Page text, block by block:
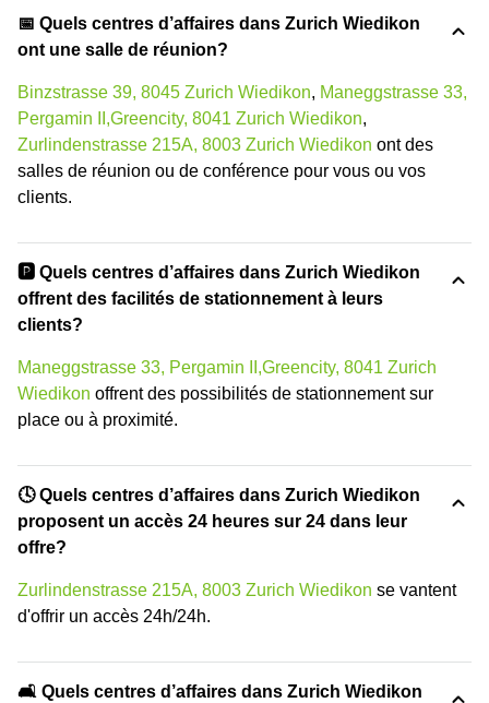
📅 Quels centres d’affaires dans Zurich Wiedikon
ont une salle de réunion?
Binzstrasse 39, 8045 Zurich Wiedikon, Maneggstrasse 33,
Pergamin II,Greencity, 8041 Zurich Wiedikon,
Zurlindenstrasse 215A, 8003 Zurich Wiedikon ont des
salles de réunion ou de conférence pour vous ou vos
clients.
🅿️ Quels centres d’affaires dans Zurich Wiedikon
offrent des facilités de stationnement à leurs
clients?
Maneggstrasse 33, Pergamin II,Greencity, 8041 Zurich
Wiedikon offrent des possibilités de stationnement sur
place ou à proximité.
🕓 Quels centres d’affaires dans Zurich Wiedikon
proposent un accès 24 heures sur 24 dans leur
offre?
Zurlindenstrasse 215A, 8003 Zurich Wiedikon se vantent
d'offrir un accès 24h/24h.
🛋️ Quels centres d’affaires dans Zurich Wiedikon